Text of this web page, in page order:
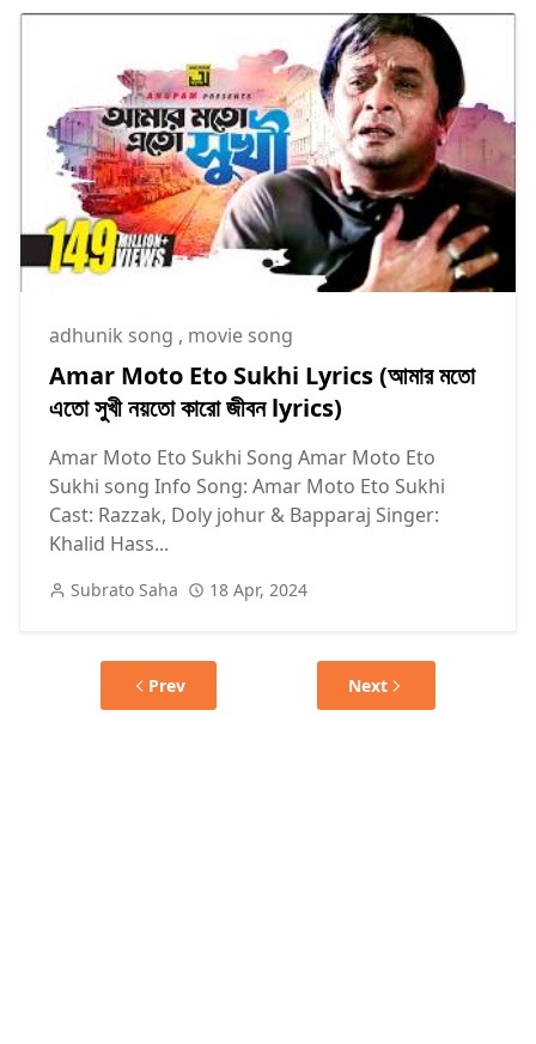
adhunik ‍song , movie song
Amar Moto Eto Sukhi Lyrics (আমার মতো
এতো সুখী নয়তো কারো জীবন lyrics)
Amar Moto Eto Sukhi Song Amar Moto Eto
Sukhi song Info Song: Amar Moto Eto Sukhi
Cast: Razzak, Doly johur & Bapparaj Singer:
Khalid Hass...
Subrato Saha 18 Apr, 2024
Prev Next